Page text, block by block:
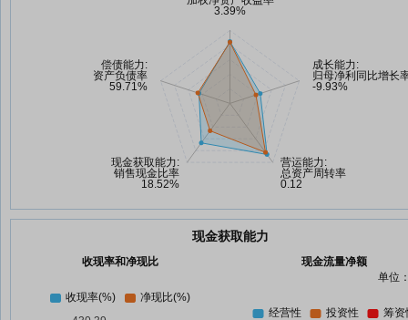
现金获取能力
收现率和净现比
现金流量净额
单位